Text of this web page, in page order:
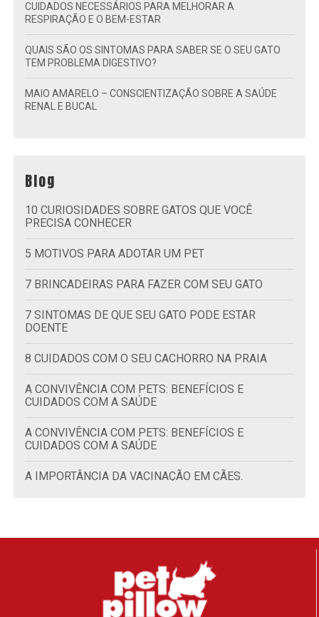
CUIDADOS NECESSÁRIOS PARA MELHORAR A
RESPIRAÇÃO E O BEM-ESTAR
QUAIS SÃO OS SINTOMAS PARA SABER SE O SEU GATO
TEM PROBLEMA DIGESTIVO?
MAIO AMARELO – CONSCIENTIZAÇÃO SOBRE A SAÚDE
RENAL E BUCAL
Blog
10 CURIOSIDADES SOBRE GATOS QUE VOCÊ
PRECISA CONHECER
5 MOTIVOS PARA ADOTAR UM PET
7 BRINCADEIRAS PARA FAZER COM SEU GATO
7 SINTOMAS DE QUE SEU GATO PODE ESTAR
DOENTE
8 CUIDADOS COM O SEU CACHORRO NA PRAIA
A CONVIVÊNCIA COM PETS: BENEFÍCIOS E
CUIDADOS COM A SAÚDE
A CONVIVÊNCIA COM PETS: BENEFÍCIOS E
CUIDADOS COM A SAÚDE
A IMPORTÂNCIA DA VACINAÇÃO EM CÃES.
ACUPUNTURA PARA CÃES: CONHEÇA O
RECEBER O NOVO MORADOR